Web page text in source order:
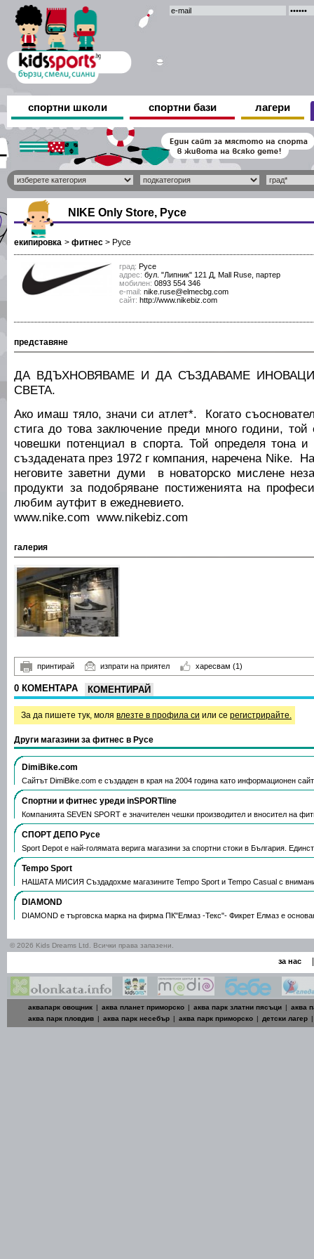
спортни школи спортни бази лагери
NIKE Only Store, Русе
екипировка > фитнес > Русе
град: Русе
адрес: бул. "Липник" 121 Д, Mall Ruse, партер
мобилен: 0893 554 346
е-mail: nike.ruse@elmecbg.com
сайт: http://www.nikebiz.com
представяне
ДА ВДЪХНОВЯВАМЕ И ДА СЪЗДАВАМЕ
СВЕТА.
Ако имаш тяло, значи си атлет*. Когато
стига до това заключение преди много години,
човешки потенциал в спорта. Той определя тона и
създадената през 1972 г компания, наречена Nike.
неговите заветни думи в новаторско мислене
продукти за подобряване постиженията на
любим аутфит в ежедневието.
www.nike.com www.nikebiz.com
галерия
принтирай изпрати на приятел харесвам (1)
0 КОМЕНТАРА КОМЕНТИРАЙ
За да пишете тук, моля влезте в профила си или се регистрирайте.
Други магазини за фитнес в Русе
DimiBike.com
Сайтът DimiBike.com e създаден в края на 2004 година като информационен
Спортни и фитнес уреди inSPORTline
Компанията SEVEN SPORT е значителен чешки производител и вносител на
СПОРТ ДЕПО Русе
Sport Depot е най-голямата верига магазини за спортни стоки в България.
Tempo Sport
НАШАТА МИСИЯ Създадохме магазините Tempo Sport и Tempo Casual с
DIAMOND
DIAMOND е търговска марка на фирма ПК"Елмаз -Текс"- Фикрет Елмаз е
© 2026 Kids Dreams Ltd. Всички права запазени.
за нас |
аквапарк овощник | аква планет приморско | аква парк златни пясъци | аква
аква парк пловдив | аква парк несебър | аква парк приморско | детски лагер |